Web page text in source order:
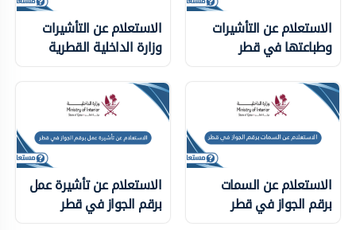
الاستعلام عن التأشيرات
وطباعتها في قطر
الاستعلام عن التأشيرات
وزارة الداخلية ‏القطرية
الاستعلام عن السمات
برقم الجواز في قطر
الاستعلام عن تأشيرة عمل
برقم الجواز في قطر